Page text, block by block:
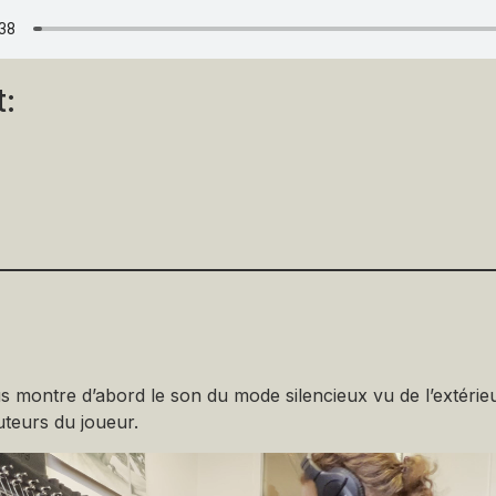
montre d’abord le son du mode silencieux vu de
du joueur.